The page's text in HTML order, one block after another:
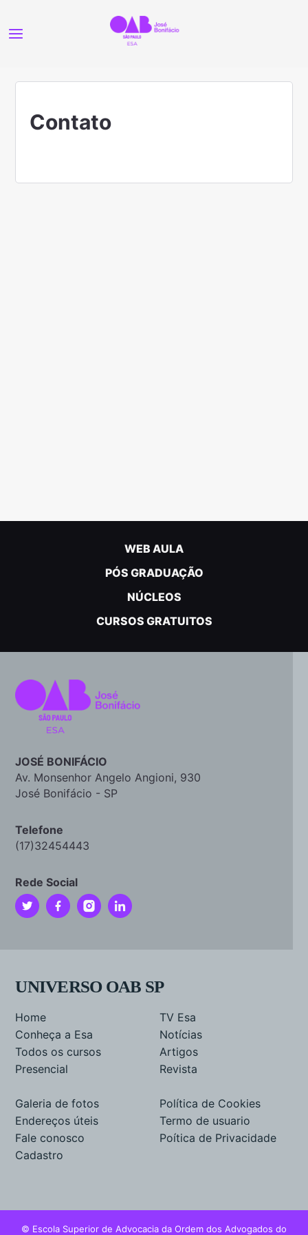
Contato
WEB AULA
PÓS GRADUAÇÃO
NÚCLEOS
CURSOS GRATUITOS
JOSÉ BONIFÁCIO
Av. Monsenhor Angelo Angioni, 930
José Bonifácio - SP
Telefone
(17)32454443
Rede Social
UNIVERSO OAB SP
Home
Conheça a Esa
Todos os cursos
Presencial
TV Esa
Notícias
Artigos
Revista
Galeria de fotos
Endereços úteis
Fale conosco
Cadastro
Política de Cookies
Termo de usuario
Poítica de Privacidade
© Escola Superior de Advocacia da Ordem dos Advogados do